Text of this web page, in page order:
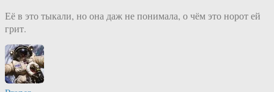
Её в это тыкали, но она даж не понимала, о чём это норот ей
грит.